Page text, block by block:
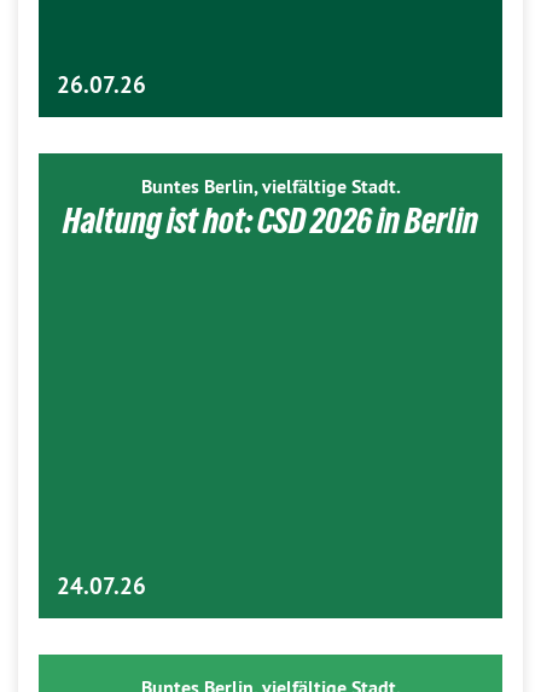
26.07.26
Buntes Berlin, vielfältige Stadt.
Haltung ist hot: CSD 2026 in Berlin
24.07.26